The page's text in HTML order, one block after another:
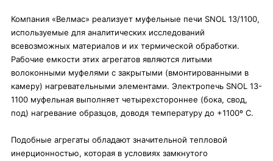
Компания «Велмас» реализует муфельные печи SNOL 13/1100,
используемые для аналитических исследований
всевозможных материалов и их термической обработки.
Рабочие емкости этих агрегатов являются литыми
волоконными муфелями с закрытыми (вмонтированными в
камеру) нагревательными элементами. Электропечь SNOL 13-
1100 муфельная выполняет четырехстороннее (бока, свод,
под) нагревание образцов, доводя температуру до +1100º C.
Подобные агрегаты обладают значительной тепловой
инерционностью, которая в условиях замкнутого